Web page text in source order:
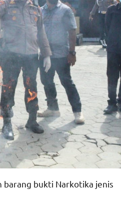
barang bukti Narkotika jenis